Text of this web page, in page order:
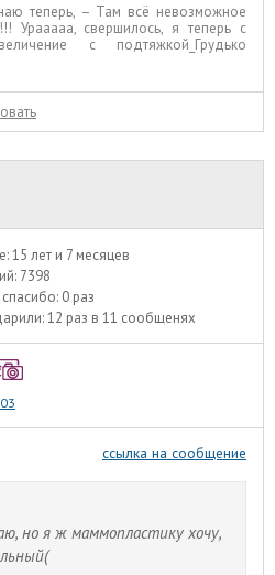
теперь, – Там всё невозможное
Урааааа, свершилось, я теперь с
с подтяжкой_Грудько
15 лет и 7 месяцев
7398
0 раз
12 раз в 11 сообщенях
ссылка на сообщение
но я ж маммопластику хочу,